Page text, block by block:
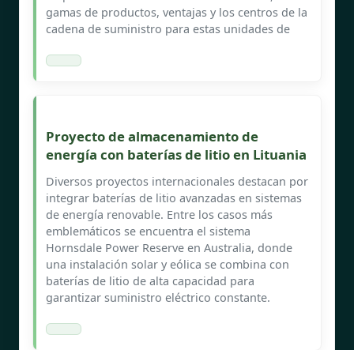
gamas de productos, ventajas y los centros de la
cadena de suministro para estas unidades de
Proyecto de almacenamiento de
energía con baterías de litio en Lituania
Diversos proyectos internacionales destacan por
integrar baterías de litio avanzadas en sistemas
de energía renovable. Entre los casos más
emblemáticos se encuentra el sistema
Hornsdale Power Reserve en Australia, donde
una instalación solar y eólica se combina con
baterías de litio de alta capacidad para
garantizar suministro eléctrico constante.